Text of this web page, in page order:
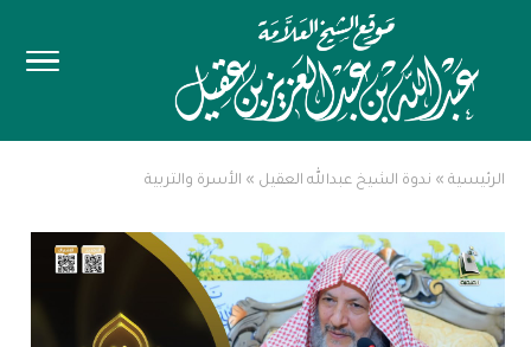
الرئيسية » ندوة الشيخ عبدالله العقيل » الأسرة والتربية